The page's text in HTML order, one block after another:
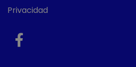
Privacidad